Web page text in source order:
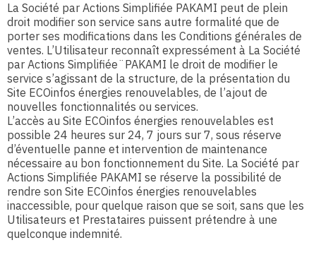
La Société par Actions Simplifiée PAKAMI peut de plein
droit modifier son service sans autre formalité que de
porter ses modifications dans les Conditions générales de
ventes. L’Utilisateur reconnaît expressément à La Société
par Actions Simplifiée¨PAKAMI le droit de modifier le
service s’agissant de la structure, de la présentation du
Site ECOinfos énergies renouvelables, de l’ajout de
nouvelles fonctionnalités ou services.
L’accès au Site ECOinfos énergies renouvelables est
possible 24 heures sur 24, 7 jours sur 7, sous réserve
d’éventuelle panne et intervention de maintenance
nécessaire au bon fonctionnement du Site. La Société par
Actions Simplifiée PAKAMI se réserve la possibilité de
rendre son Site ECOinfos énergies renouvelables
inaccessible, pour quelque raison que se soit, sans que les
Utilisateurs et Prestataires puissent prétendre à une
quelconque indemnité.